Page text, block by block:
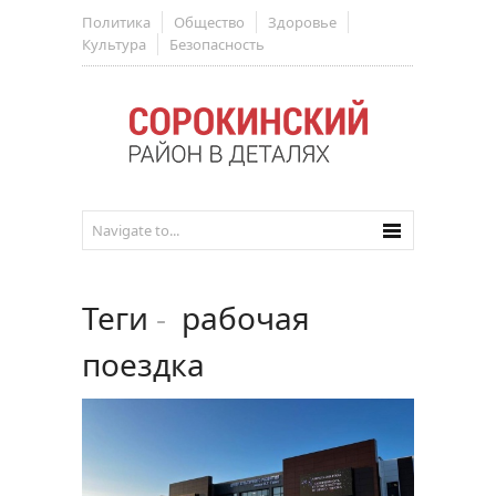
Политика Общество
Здоровье
Культура
Безопасность
Теги - рабочая
поездка